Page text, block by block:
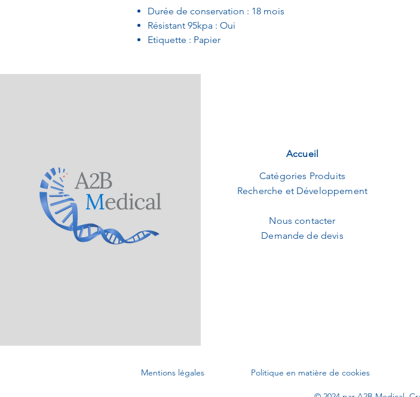
Durée de conservation : 18 mois
Résistant 95kpa : Oui
Etiquette : Papier
Accueil
Catégories Produits
Recherche et Développement
Nous contacter
Demande de devis
Mentions légales Politique en matière de cookies